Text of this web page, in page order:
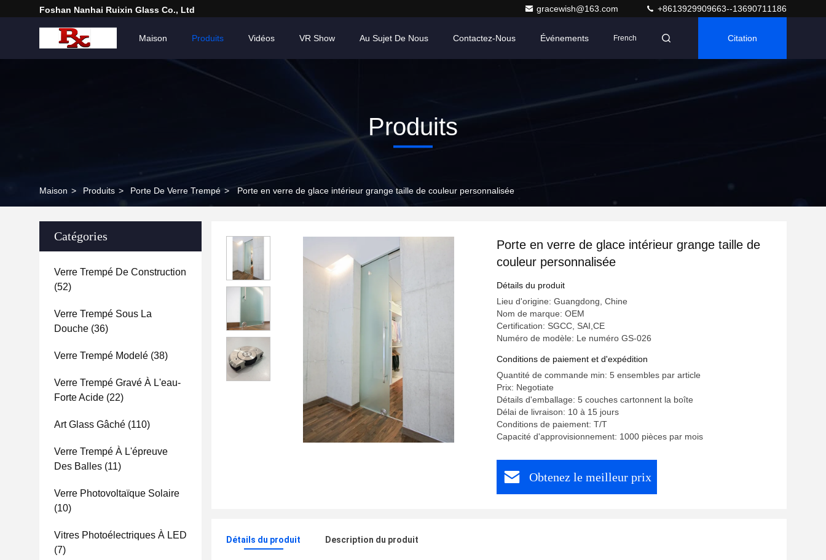
Foshan Nanhai Ruixin Glass Co., Ltd gracewish@163.com +8613929909663--13690711186
Maison Produits Vidéos VR Show Au Sujet De Nous Contactez-Nous Événements French Citation
Produits
Maison > Produits > Porte De Verre Trempé > Porte en verre de glace intérieur grange taille de couleur personnalisée
Catégories
Verre Trempé De Construction
(52)
Verre Trempé Sous La
Douche (36)
Verre Trempé Modelé (38)
Verre Trempé Gravé À L'eau-
Forte Acide (22)
Art Glass Gâché (110)
Verre Trempé À L'épreuve
Des Balles (11)
Verre Photovoltaïque Solaire
(10)
Vitres Photoélectriques À LED
(7)
Porte en verre de glace intérieur grange taille de
couleur personnalisée
Détails du produit
Lieu d'origine: Guangdong, Chine
Nom de marque: OEM
Certification: SGCC, SAI,CE
Numéro de modèle: Le numéro GS-026
Conditions de paiement et d'expédition
Quantité de commande min: 5 ensembles par article
Prix: Negotiate
Détails d'emballage: 5 couches cartonnent la boîte
Délai de livraison: 10 à 15 jours
Conditions de paiement: T/T
Capacité d'approvisionnement: 1000 pièces par mois
Obtenez le meilleur prix
Détails du produit Description du produit